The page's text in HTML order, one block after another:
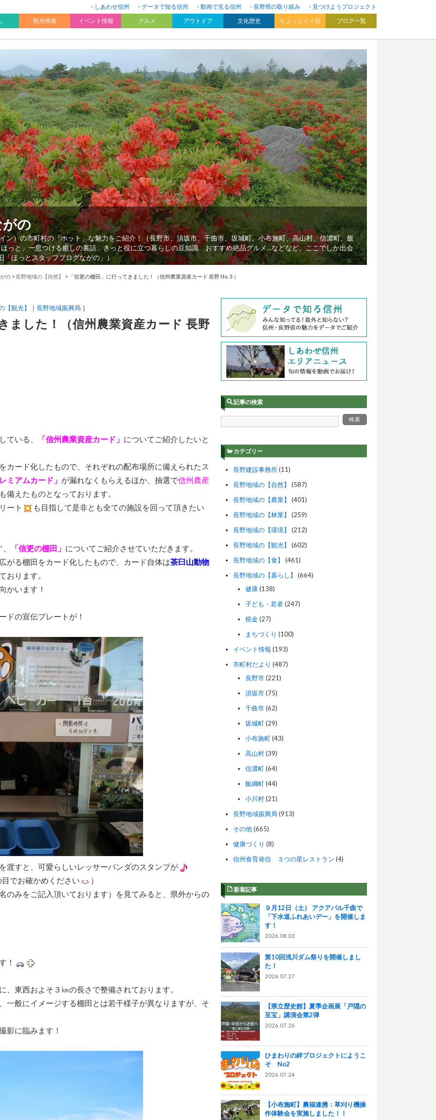
しあわせ信州 データで知る信州 動画で見る信州 長野県の取り組み
見つけようプロジェクト
観光情報 イベント情報 グルメ アウトドア 文化歴史 ちょっとイイ話 ブログ一覧
の
ン）の市町村の「ホット」な魅力をご紹介！（長野市、須坂市、千曲市、坂城町、小布施町、高山村、信濃町、飯
っと」一息つける癒しの裏話、きっと役に立つ暮らしの豆知識、おすすめ絶品グルメ…などなど、ここでしか出会
「ほっとスタッフブログながの」）
の >長野地域の【自然】 > 「信更の棚田」に行ってきました！（信州農業資産カード 長野 No.３）
【観光】 長野地域振興局 ］
ました！（信州農業資産カード 長野
ている、 「信州農業資産カード」 についてご紹介したいと
カード化したもので、それぞれの配布場所に備えられたス
ミアムカード」 が漏れなくもらえるほか、抽選で信州農産
備えたものとなっております。
ート
も目指して是非とも全ての施設を回って頂きたい
「信更の棚田」 についてご紹介させていただきます。
がる棚田をカード化したもので、カード自体は茶臼山動物
おります。
かいます！
ドの宣伝プレートが！
渡すと、可愛らしいレッサーパンダのスタンプが
でお確かめください
）
のみをご記入頂いております）を見てみると、県外からの
！
東西およそ３㎞の長さで整備されております。
一般にイメージする棚田とは若干様子が異なりますが、そ
影に臨みます！
記事の検索
カテゴリー
長野建設事務所(11)
長野地域の【自然】
(587)
長野地域の【農業】
(401)
長野地域の【林業】
(259)
長野地域の【環境】
(212)
長野地域の【観光】
(602)
長野地域の【食】
(461)
長野地域の【暮らし】
(664)
健康(138)
子ども・若者(247)
税金(27)
まちづくり (100)
イベント情報 (193)
市町村だより (487)
長野市(221)
須坂市(75)
千曲市(62)
坂城町(29)
小布施町(43)
高山村(39)
信濃町(64)
飯綱町(44)
小川村(21)
長野地域振興局 (913)
その他(665)
健康づくり (8)
信州食育発信 ３つの星レストラン (4)
新着記事
９月12日（土） アクアパル千曲で
「下水道ふれあいデー」を開催しま
す！
2026.08.03
第10回浅川ダム祭りを開催しまし
た！
2026.07.27
【県立歴史館】夏季企画展「戸隠の
至宝」講演会第2弾
2026.07.26
ひまわりの絆プロジェクトにようこ
そ No2
2026.07.24
【小布施町】農福連携：草刈り機操
作体験会を実施しました！！